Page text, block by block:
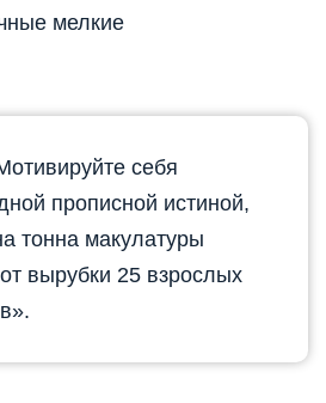
мелкие
себя
прописной истиной,
тонна макулатуры
вырубки 25 взрослых